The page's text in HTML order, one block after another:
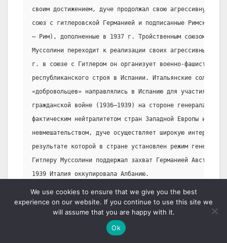
своим достижением, дуче продолжал свою агрессивную
союз с гитлеровской Германией и подписанные Римские
– Рим), дополненные в 1937 г. Тройственным союзом
Муссолини переходит к реализации своих агрессивных
г. в союзе с Гитлером он организует военно-фашистский
республиканского строя в Испании. Итальянские солдаты
«добровольцев» направлялись в Испанию для участия во
гражданской войне (1936–1939) на стороне генерала
фактическим нейтралитетом стран Западной Европы и их
невмешательством, дуче осуществляет широкую
результате которой в стране установлен режим генерала
Гитлеру Муссолини поддержал захват Германией Австрии.
1939 Италия оккупировала Албанию.
                          VI. Вторая мировая война.
В 1936 Италия и Германия заключили соглашение о
«параллельных интересов». Это соглашение стало
Берлин – Рим». В 1938 Германия с одобрения Муссолини
We use cookies to ensure that we give you the best
experience on our website. If you continue to use this site we
will assume that you are happy with it.
Ok